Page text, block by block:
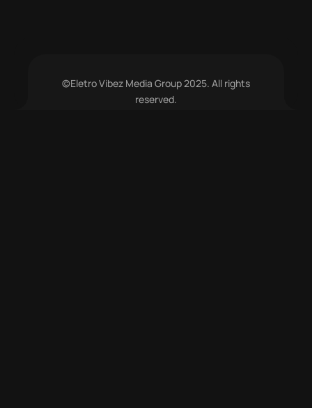
©Eletro Vibez Media Group 2025. All rights
reserved.